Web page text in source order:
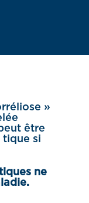
»
être
tique si
ne